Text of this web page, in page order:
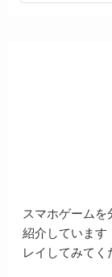
スマホゲーム
紹介しています
レイしてみてく